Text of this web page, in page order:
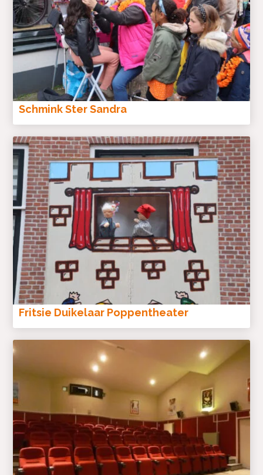
Schmink Ster Sandra
Fritsie Duikelaar Poppentheater